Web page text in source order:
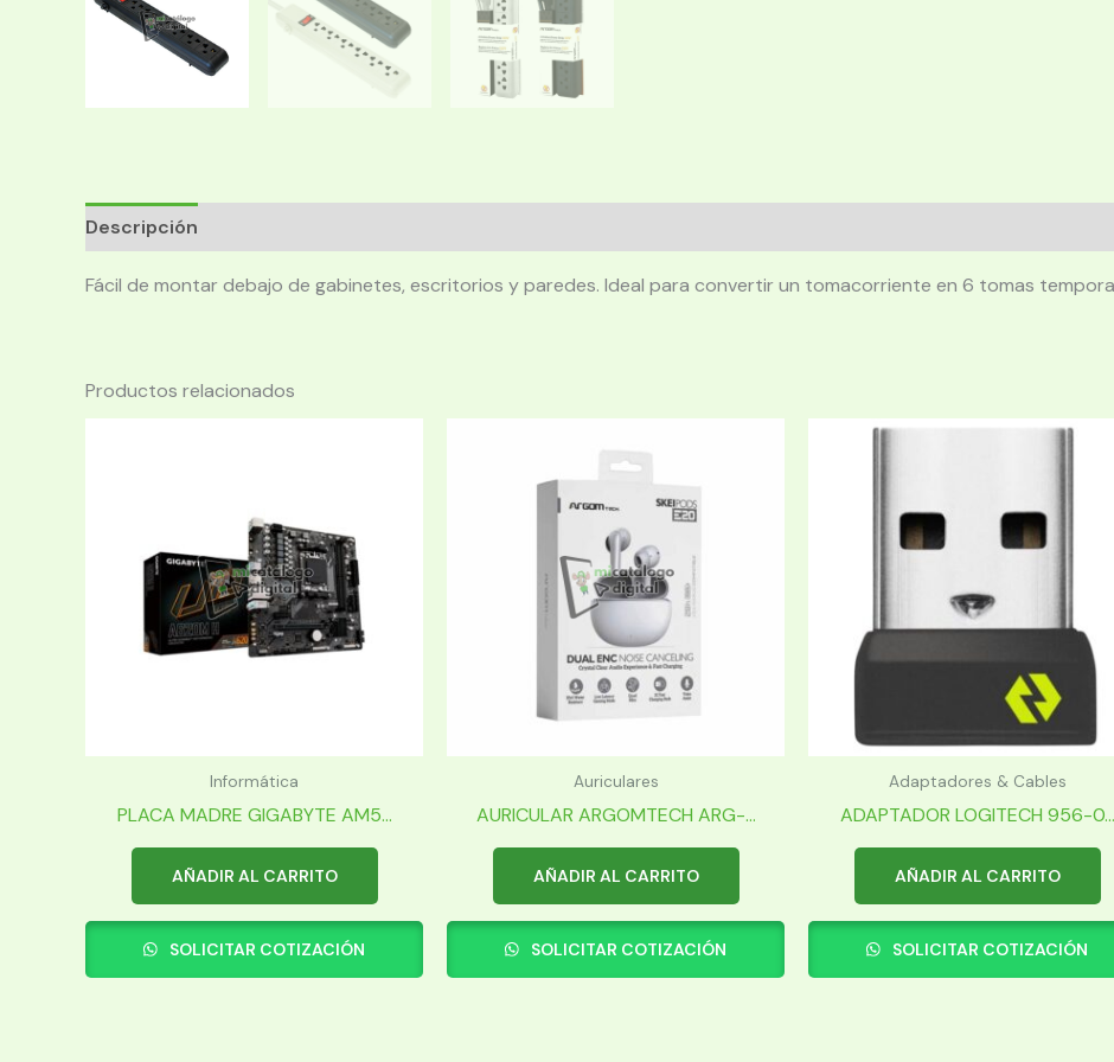
Descripción
Fácil de montar debajo de gabinetes, escritorios y paredes. Ideal para convertir un tomacorriente en 6 tomas
Productos relacionados
Informática
PLACA MADRE GIGABYTE AM5...
AÑADIR AL CARRITO
SOLICITAR COTIZACIÓN
Auriculares
AURICULAR ARGOMTECH ARG-...
AÑADIR AL CARRITO
SOLICITAR COTIZACIÓN
Adaptadores & Cables
ADAPTADOR LOGITECH 956-0...
AÑADIR AL CARRITO
SOLICITAR COTIZACIÓN